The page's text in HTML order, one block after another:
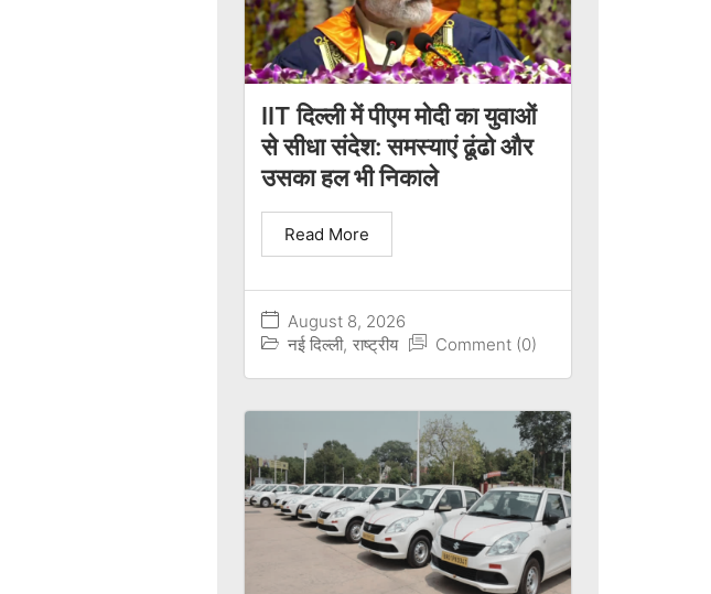
IIT दिल्ली में पीएम मोदी का युवाओं
से सीधा संदेश: समस्याएं ढूंढो और
उसका हल भी निकाले
August 8, 2026
नई दिल्ली, राष्ट्रीय Comment (0)
Read More